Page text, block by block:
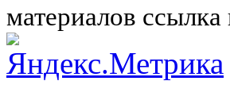
материалов ссылка